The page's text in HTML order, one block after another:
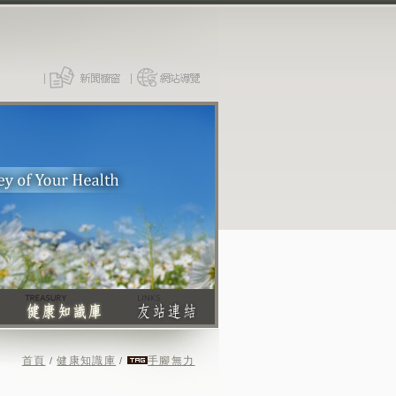
首頁 /健康知識庫 / 手腳無力